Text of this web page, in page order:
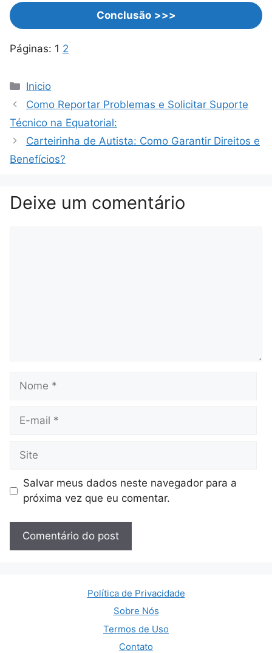
Conclusão >>>
Páginas: 1 2
Categorias
Inicio
Como Reportar Problemas e Solicitar Suporte
Técnico na Equatorial:
Carteirinha de Autista: Como Garantir Direitos e
Benefícios?
Deixe um comentário
Nome
Site
Salvar meus dados neste navegador para a
próxima vez que eu comentar.
Política de Privacidade
Sobre Nós
Termos de Uso
Contato